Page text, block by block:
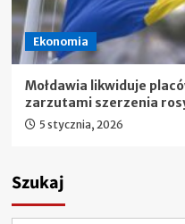
Ekonomia
Mołdawia likwiduje
zarzutami szerzenia
5 stycznia, 2026
Szukaj